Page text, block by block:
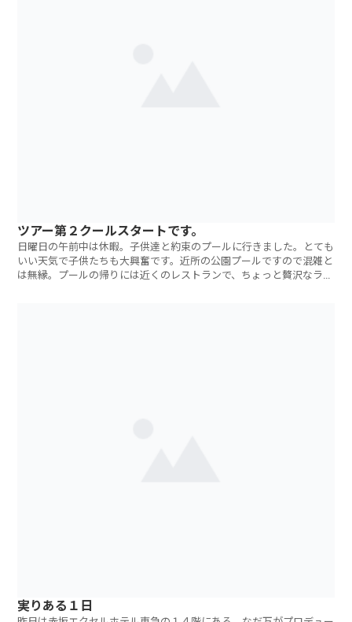
ツアー第２クールスタートです。
日曜日の午前中は休暇。子供達と約束のプールに行きました。とても
いい天気で子供たちも大興奮です。近所の公園プールですので混雑と
は無縁。プールの帰りには近くのレストランで、ちょっと贅沢なラン
実りある１日